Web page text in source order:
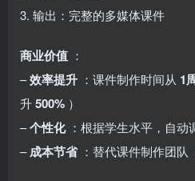
3. 输出：完整的多媒体课件
商业价值 ：
–效率提升 ：课件制作时间从 1
升500% ）
–个性化 ：根据学生水平，自动
–成本节省 ：替代课件制作团队